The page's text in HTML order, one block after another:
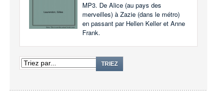
MP3. De Alice (au pays des
merveilles) à Zazie (dans le métro)
en passant par Hellen Keller et Anne
Frank.
TRIEZ